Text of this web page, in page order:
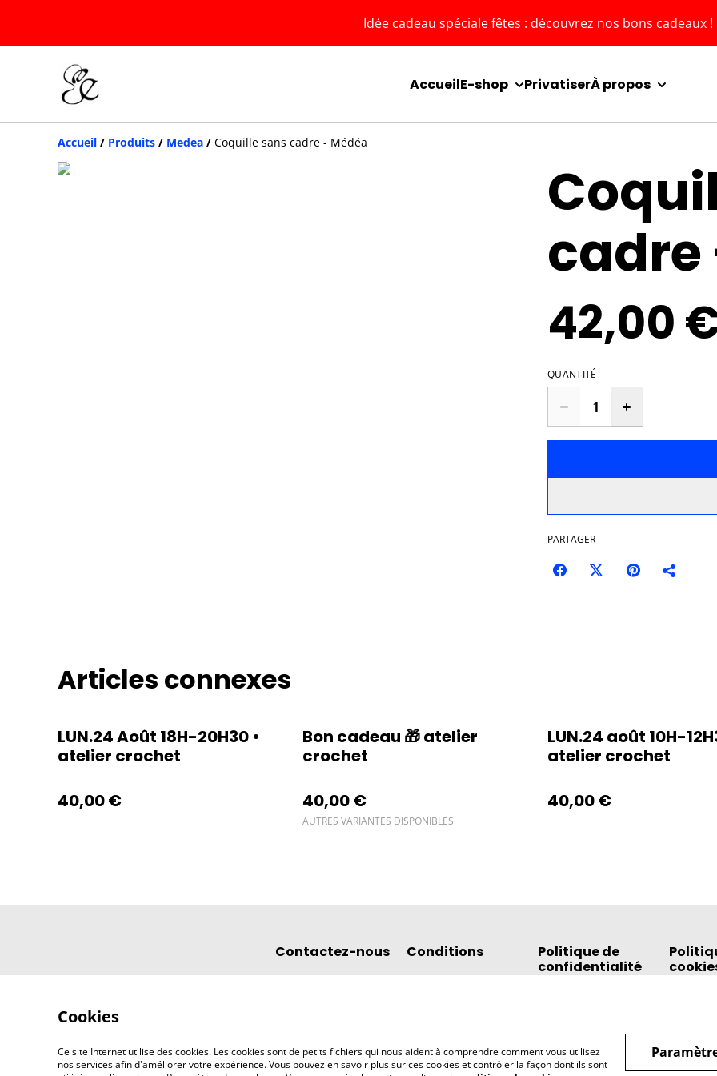
Idée cadeau spéciale fêtes : découvrez nos bons cadeaux !
AccueilE-shop PrivatiserÀ propos
Accueil / Produits / Medea / Coquille sans cadre - Médéa
cadre
42,00
QUANTITÉ
PARTAGER
Articles connexes
LUN.24 Août 18H-20H30 •
atelier crochet
40,00 €
Bon cadeau 🎁 atelier
crochet
40,00 €
AUTRES VARIANTES DISPONIBLES
LUN.24 août 10H-
atelier crochet
40,00 €
Contactez-nous Conditions
Politique de
confidentialité
Cookies
Ce site Internet utilise des cookies. Les cookies sont de petits fichiers qui nous aident à comprendre comment vous utilisez
nos services afin d'améliorer votre expérience. Vous pouvez en savoir plus sur ces cookies et contrôler la façon dont ils sont